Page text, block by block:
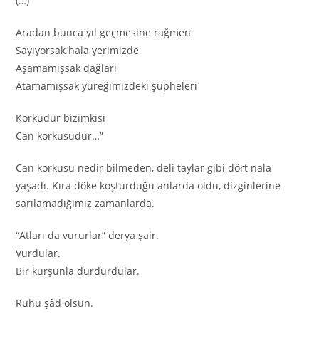
Aradan bunca yıl geçmesine rağmen
Sayıyorsak hala yerimizde
Aşamamışsak dağları
Atamamışsak yüreğimizdeki şüpheleri
Korkudur bizimkisi
Can korkusudur…”
Can korkusu nedir bilmeden, deli taylar gibi dört nala
yaşadı. Kıra döke koşturduğu anlarda oldu, dizginlerine
sarılamadığımız zamanlarda.
“Atları da vururlar” derya şair.
Vurdular.
Bir kurşunla durdurdular.
Ruhu şâd olsun.